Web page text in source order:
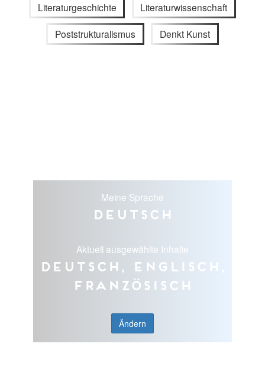
Literaturgeschichte Literaturwissenschaft
Poststrukturalismus Denkt Kunst
Meine Sprache
Deutsch
Aktuell ausgewählte Inhalte
Deutsch, Englisch,
Französisch
Ändern